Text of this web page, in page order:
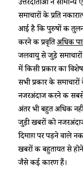
उत्तरदाताओं ने सामान्य
समाचारों के प्रति
आई है कि पुरुषों की
करने की प्रवृतिअधिक
जलवायु से जुड़े
में किसी प्रकार का
सभी प्रकार के
नजरअंदाज करने की
अंतर भी बहुत अधिक
जुड़ी खबरों को
दिमाग़ पर पड़ने वाले
खबरों की बहुतायत से
जैसे कई कारण हैं।